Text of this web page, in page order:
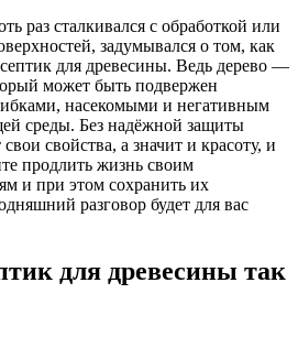
раз сталкивался с обработкой или
задумывался о том, как
для древесины. Ведь дерево —
может быть подвержен
насекомыми и негативным
среды. Без надёжной защиты
свойства, а значит и красоту, и
продлить жизнь своим
и при этом сохранить их
разговор будет для вас
для древесины так